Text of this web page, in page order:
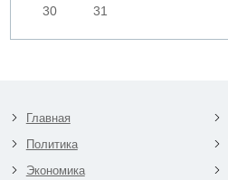
30
31
Главная
Политика
Экономика